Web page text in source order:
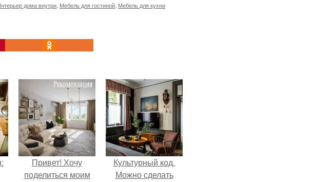
дома внутри Мебель для гостиной Мебель для кухни
Привет! Хочу
поделиться моим
Культурный код.
Можно сделать